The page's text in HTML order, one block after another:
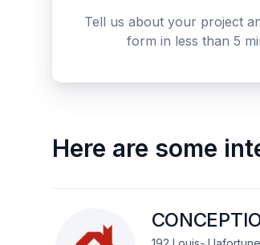
Tell us about your project
form in less than 5
Here are some